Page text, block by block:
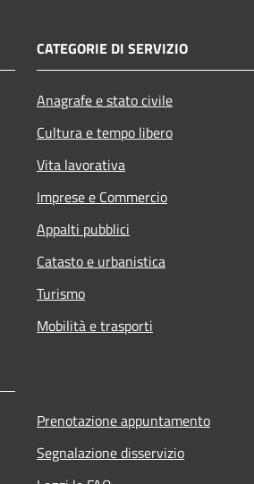
CATEGORIE DI SERVIZIO
Anagrafe e stato civile
Cultura e tempo libero
Vita lavorativa
Imprese e Commercio
Appalti pubblici
Catasto e urbanistica
Turismo
Mobilità e trasporti
Prenotazione appuntamento
Segnalazione disservizio